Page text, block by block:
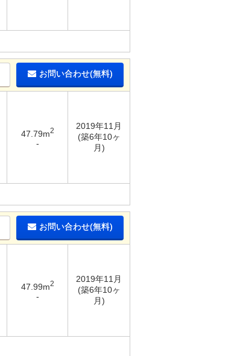
お問い合わせ(無料)
47.79m2
-
2019年11月
(築6年10ヶ
月)
お問い合わせ(無料)
47.99m2
-
2019年11月
(築6年10ヶ
月)